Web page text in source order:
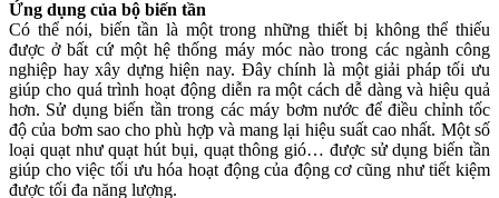
Ứng dụng của bộ biến tần
Có thể nói, biến tần là một trong những thiết bị không thể thiếu
được ở bất cứ một hệ thống máy móc nào trong các ngành công
nghiệp hay xây dựng hiện nay. Đây chính là một giải pháp tối ưu
giúp cho quá trình hoạt động diễn ra một cách dễ dàng và hiệu quả
hơn. Sử dụng biến tần trong các máy bơm nước để điều chỉnh tốc
độ của bơm sao cho phù hợp và mang lại hiệu suất cao nhất. Một số
loại quạt như quạt hút bụi, quạt thông gió… được sử dụng biến tần
giúp cho việc tối ưu hóa hoạt động của động cơ cũng như tiết kiệm
được tối đa năng lượng.